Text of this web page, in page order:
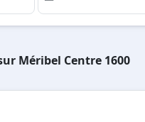
Méribel Centre 1600